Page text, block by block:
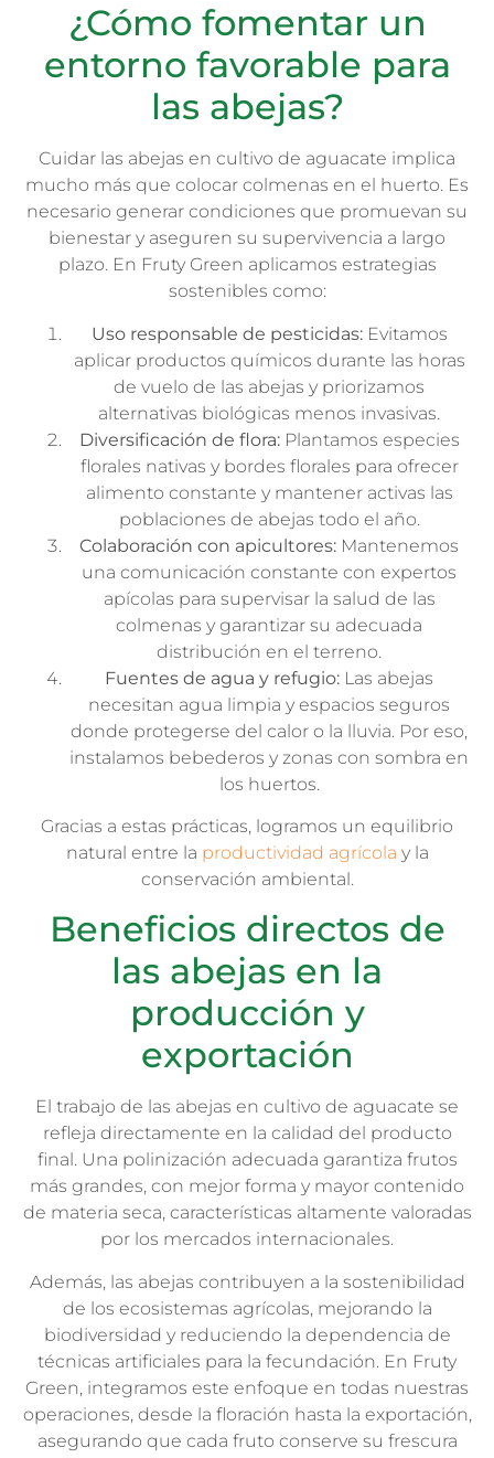
¿Cómo fomentar un
entorno favorable para
las abejas?
Cuidar las abejas en cultivo de aguacate implica
mucho más que colocar colmenas en el huerto. Es
necesario generar condiciones que promuevan su
bienestar y aseguren su supervivencia a largo
plazo. En Fruty Green aplicamos estrategias
sostenibles como:
Uso responsable de pesticidas:Evitamos
aplicar productos químicos durante las horas
de vuelo de las abejas y priorizamos
alternativas biológicas menos invasivas.
Diversificación de flora:Plantamos especies
florales nativas y bordes florales para ofrecer
alimento constante y mantener activas las
poblaciones de abejas todo el año.
Colaboración con apicultores: Mantenemos
una comunicación constante con expertos
apícolas para supervisar la salud de las
colmenas y garantizar su adecuada
distribución en el terreno.
Fuentes de agua y refugio: Las abejas
necesitan agua limpia y espacios seguros
donde protegerse del calor o la lluvia. Por eso,
instalamos bebederos y zonas con sombra en
los huertos.
Gracias a estas prácticas, logramos un equilibrio
natural entre la productividad agrícola y la
conservación ambiental.
Beneficios directos de
las abejas en la
producción y
exportación
El trabajo de las abejas en cultivo de aguacate se
refleja directamente en la calidad del producto
final. Una polinización adecuada garantiza frutos
más grandes, con mejor forma y mayor contenido
de materia seca, características altamente valoradas
por los mercados internacionales.
Además, las abejas contribuyen a la sostenibilidad
de los ecosistemas agrícolas, mejorando la
biodiversidad y reduciendo la dependencia de
técnicas artificiales para la fecundación. En Fruty
Green, integramos este enfoque en todas nuestras
operaciones, desde la floración hasta la exportación,
asegurando que cada fruto conserve su frescura